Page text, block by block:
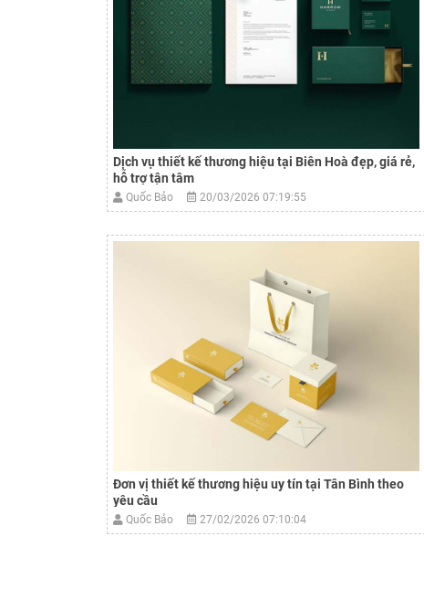
Dịch vụ thiết kế thương hiệu tại Biên Hoà đẹp, giá rẻ,
hỗ trợ tận tâm
Quốc Bảo 20/03/2026 07:19:55
Đơn vị thiết kế thương hiệu uy tín tại Tân Bình theo
yêu cầu
Quốc Bảo 27/02/2026 07:10:04